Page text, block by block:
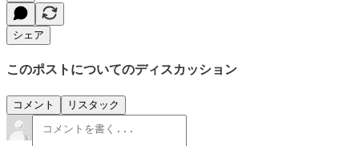
シェア
このポストについてのディスカッション
コメント リスタック